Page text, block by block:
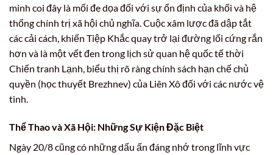
minh coi đây là mối đe dọa đối với sự ổn định của khối và hệ
thống chính trị xã hội chủ nghĩa. Cuộc xâm lược đã dập tắt
các cải cách, khiến Tiệp Khắc quay trở lại đường lối cứng rắn
hơn và là một vết đen trong lịch sử quan hệ quốc tế thời
Chiến tranh Lạnh, biểu thị rõ ràng chính sách hạn chế chủ
quyền (học thuyết Brezhnev) của Liên Xô đối với các nước vệ
tinh.
Thể Thao và Xã Hội: Những Sự Kiện Đặc Biệt
Ngày 20/8 cũng có những dấu ấn đáng nhớ trong lĩnh vực